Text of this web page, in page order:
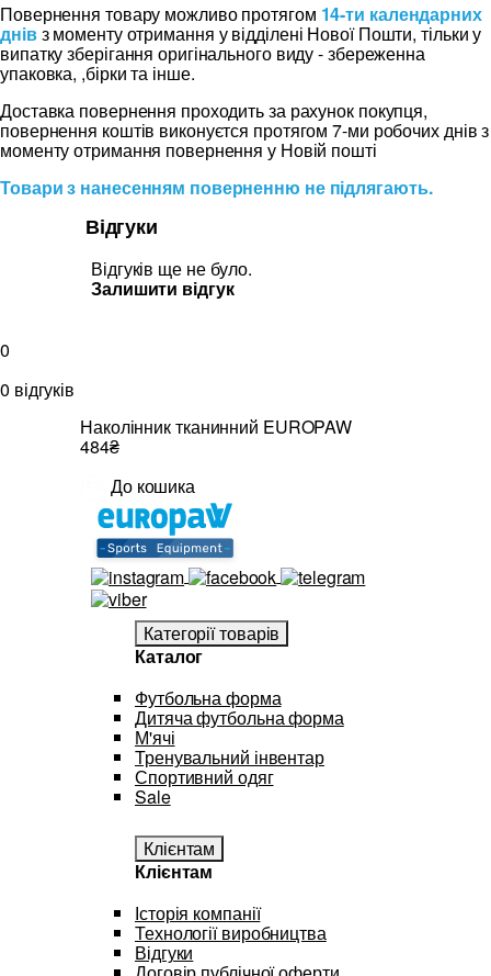
Повернення товару можливо протягом 14-ти календарних
днівз моменту отримання у відділені Нової Пошти, тільки у
випатку зберігання оригінального виду - збереженна
упаковка, ,бірки та інше.
Доставка повернення проходить за рахунок покупця,
повернення коштів виконуєтся протягом 7-ми робочих днів з
моменту отримання повернення у Новій пошті
Товари з нанесенням поверненню не підлягають.
Відгуки
Відгуків ще не було.
Залишити відгук
0
0 відгуків
Наколінник тканинний EUROPAW
484₴
До кошика
Категорії товарів
Каталог
Футбольна форма
Дитяча футбольна форма
М'ячі
Тренувальний інвентар
Спортивний одяг
Sale
Клієнтам
Клієнтам
Історія компанії
Технології виробництва
Відгуки